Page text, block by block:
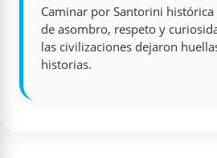
Caminar por Santorini
de asombro, respeto y
las civilizaciones dejaron
historias.